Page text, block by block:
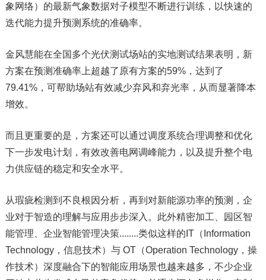
象网络）的最新气象数据对子模型不断进行训练，以快速的
迭代能力提升预测系统的准确率。
金风慧能在全国多个光伏测试场站的实地测试结果表明，新
方案在预测准确率上超越了原有方案的59%，达到了
79.41%，可帮助场站有效减少弃风和弃光率，从而显著降本
增效。
而且更重要的是，方案还可以通过调度系统合理调整和优化
下一步发电计划，有效改善电网调峰能力，以及提升整个电
力供应链的稳定和安全水平。
从瑕疵检测到不良根因分析，再到对新能源功率的预测，企
业对于智造的理解与应用步步深入。此外精密加工、园区智
能管理、企业智能管理决策........类似这样的IT（Information
Technology，信息技术）与 OT（Operation Technology，操
作技术）深度融合下的智能应用场景也越来越多，不少企业